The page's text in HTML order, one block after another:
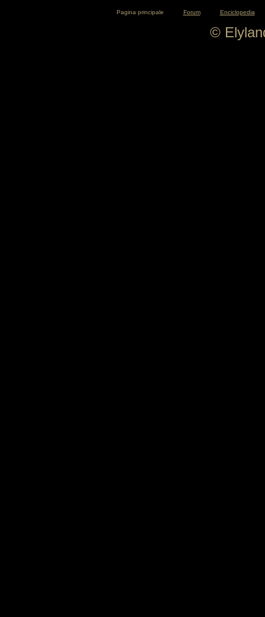
Pagina principale Forum Enciclopedia
©